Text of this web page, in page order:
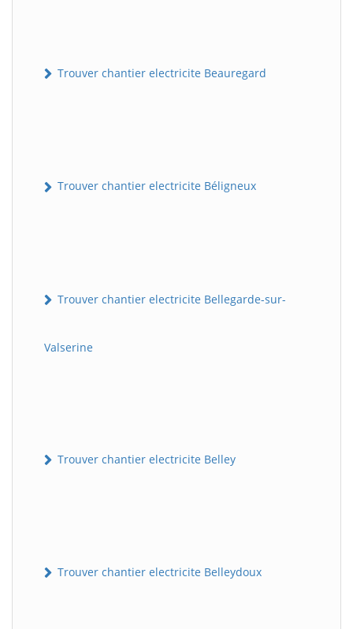
Trouver chantier electricite Beauregard
Trouver chantier electricite Béligneux
Trouver chantier electricite Bellegarde-sur-
Valserine
Trouver chantier electricite Belley
Trouver chantier electricite Belleydoux